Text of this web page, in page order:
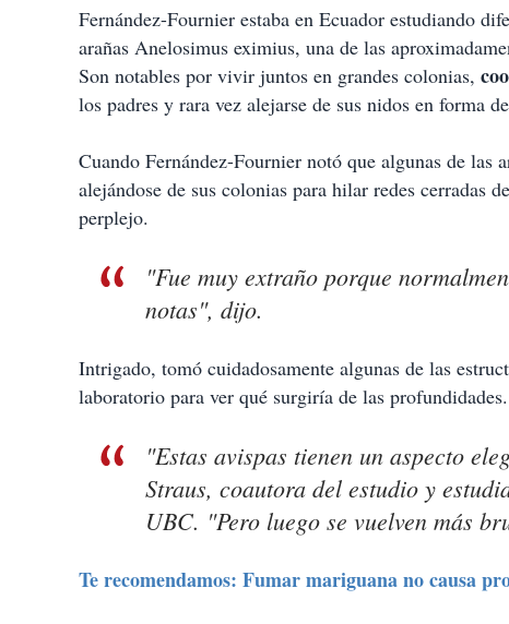
Fernández-Fournier estaba en Ecuador estudiando
arañas Anelosimus eximius, una de las
Son notables por vivir juntos en grandes colonias,
los padres y rara vez alejarse de sus nidos en forma
Cuando Fernández-Fournier notó que algunas de las
alejándose de sus colonias para hilar redes cerradas
perplejo.
"Fue muy extraño porque
notas", dijo.
Intrigado, tomó cuidadosamente algunas de las
laboratorio para ver qué surgiría de las profundidades.
"Estas avispas tienen un aspecto
Straus, coautora del estudio y
UBC. "Pero luego se vuelven más
Te recomendamos: Fumar mariguana no causa